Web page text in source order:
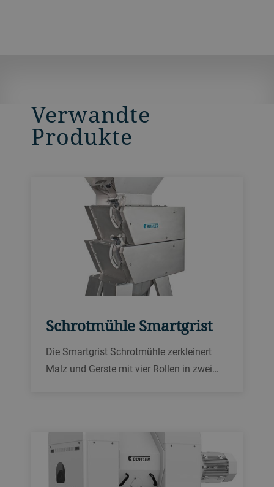
Verwandte
Produkte
Schrotmühle Smartgrist
Die Smartgrist Schrotmühle zerkleinert
Malz und Gerste mit vier Rollen in zwei
Brauereien mit einem Ertrag zwischen 20
und 40 hl.